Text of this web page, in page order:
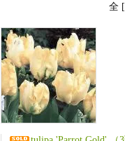
全